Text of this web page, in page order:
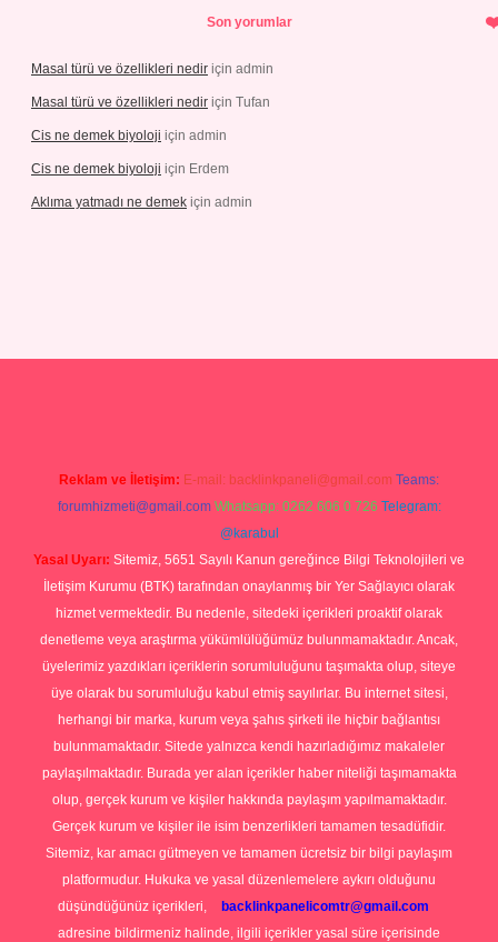
Son yorumlar
Masal türü ve özellikleri nedir için admin
Masal türü ve özellikleri nedir için Tufan
Cis ne demek biyoloji için admin
Cis ne demek biyoloji için Erdem
Aklıma yatmadı ne demek için admin
Reklam ve İletişim: E-mail: backlinkpaneli@gmail.com Teams:
forumhizmeti@gmail.com Whatsapp: 0262 606 0 726 Telegram:
@karabul
Yasal Uyarı: Sitemiz, 5651 Sayılı Kanun gereğince Bilgi Teknolojileri ve
İletişim Kurumu (BTK) tarafından onaylanmış bir Yer Sağlayıcı olarak
hizmet vermektedir. Bu nedenle, sitedeki içerikleri proaktif olarak
denetleme veya araştırma yükümlülüğümüz bulunmamaktadır. Ancak,
üyelerimiz yazdıkları içeriklerin sorumluluğunu taşımakta olup, siteye
üye olarak bu sorumluluğu kabul etmiş sayılırlar. Bu internet sitesi,
herhangi bir marka, kurum veya şahıs şirketi ile hiçbir bağlantısı
bulunmamaktadır. Sitede yalnızca kendi hazırladığımız makaleler
paylaşılmaktadır. Burada yer alan içerikler haber niteliği taşımamakta
olup, gerçek kurum ve kişiler hakkında paylaşım yapılmamaktadır.
Gerçek kurum ve kişiler ile isim benzerlikleri tamamen tesadüfidir.
Sitemiz, kar amacı gütmeyen ve tamamen ücretsiz bir bilgi paylaşım
platformudur. Hukuka ve yasal düzenlemelere aykırı olduğunu
düşündüğünüz içerikleri,
backlinkpanelicomtr@gmail.com
adresine bildirmeniz halinde, ilgili içerikler yasal süre içerisinde